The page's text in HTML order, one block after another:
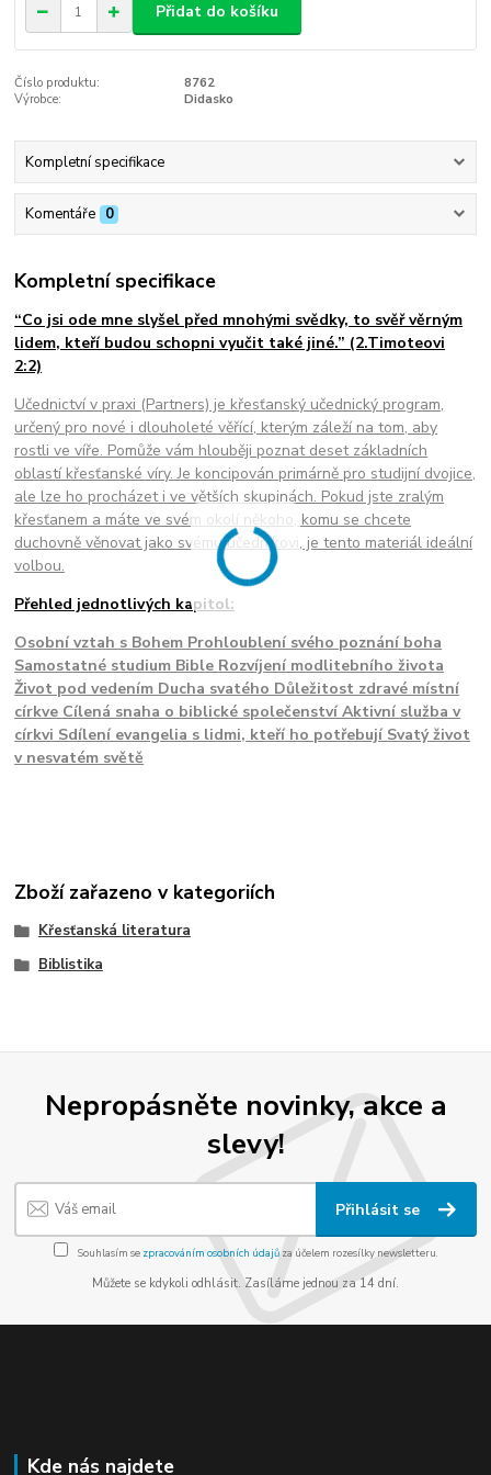
Přidat do košíku
Číslo produktu:
8762
Výrobce:
Didasko
Kompletní specifikace
Komentáře 0
Kompletní specifikace
“Co jsi ode mne slyšel před mnohými svědky, to svěř věrným
lidem, kteří budou schopni vyučit také jiné.” (2.Timoteovi
2:2)
Učednictví v praxi (Partners) je křesťanský učednický program,
určený pro nové i dlouholeté věřící, kterým záleží na tom, aby
rostli ve víře. Pomůže vám hlouběji poznat deset základních
oblastí křesťanské víry. Je koncipován primárně pro studijní dvojice,
ale lze ho procházet i ve větších skupinách. Pokud jste zralým
křesťanem a máte ve svém okolí někoho, komu se chcete
duchovně věnovat jako svému učedníkovi, je tento materiál ideální
volbou.
Přehled jednotlivých kapitol:
Osobní vztah s Bohem Prohloublení svého poznání boha
Samostatné studium Bible Rozvíjení modlitebního života
Život pod vedením Ducha svatého Důležitost zdravé místní
církve Cílená snaha o biblické společenství Aktivní služba v
církvi Sdílení evangelia s lidmi, kteří ho potřebují Svatý život
v nesvatém světě
Zboží zařazeno v kategoriích
Křesťanská literatura
Biblistika
Nepropásněte novinky, akce a
slevy!
Přihlásit se
Souhlasím se zpracováním osobních údajůza účelem rozesílky newsletteru.
Můžete se kdykoli odhlásit. Zasíláme jednou za 14 dní.
Kde nás najdete